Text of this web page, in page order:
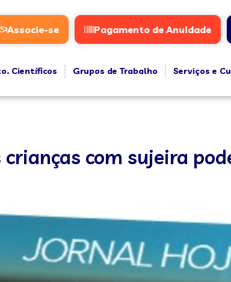
Associe-se Pagamento de Anuidade
Científicos Grupos de Trabalho Serviços e
com sujeira